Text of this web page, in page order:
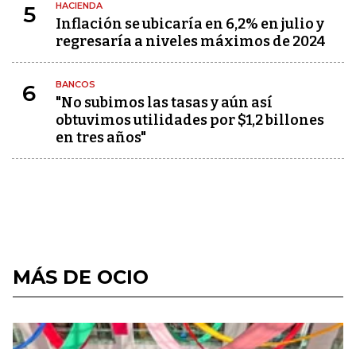
5 HACIENDA
Inflación se ubicaría en 6,2% en julio y
regresaría a niveles máximos de 2024
6 BANCOS
"No subimos las tasas y aún así
obtuvimos utilidades por $1,2 billones
en tres años"
MÁS DE OCIO